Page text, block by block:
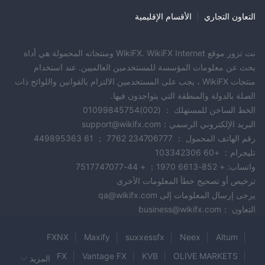
على الارتباط التشعبي لصفحة تسجيل الحساب المسماة "تسجيل".
نسخة من الصفحة الأولى من كتاب حساب مصرفي
المستندات المطلوبة لفتح الحساب (الرابط موجود في الصفحة)
بعد ذلك ، يحتاج المستخدم إلى التقديم إما في موقع فعلي أو عبر البريد.
بعد التقديم ، يجب تحويل القسط الأول (الحد الأدنى للإيداع) حتى تكتمل
عملية إنشاء الحساب.
الحد الأدنى للإيداع
HUA SENG HENGتنفذ حدًا أدنى مميزًا لأسعار الودائع لأنواع حساباتها.
يفرض الحساب القياسي حدًا أدنى للإيداع يبلغ 10000 بات تايلاندي ، بينما
هذا النهج المتدرج المتداولين ذوي القدرات الاستثمارية المتنوعة ، ويقدم
خيارات مناسبة لكل من المستويات المعتدلة والعالية من الالتزام
الرأسمالي.
تَأثِير
التعاون التجاري الأقسام الإقليمية
نت تزور موقع WikiFX. WikiFX Internet ومنتجاته المحمولة هي أداة
بحث عن معلومات المؤسسة للمستخدمين العالميين. عند استخدام
منتجات WikiFX ، يجب على المستخدمين الالتزام بالقوانين واللوائح ذات
الصلة بالدولة والمنطقة التي يتواجدون فيها.
الخط الساخن للمستهلك ： (002)01099845754
البريد الإلكتروني الرسمي：support@wikifx.com
رقم الهاتف المحمول ： 234706777 7762 ； 61 449895363
تليجرام： +60 103342306
واتساب: + 852-6613 1970； + 44-7517747077
ترخيص أو تصحيح خطأ المعلومات الأخرى
يرجى إرسال المعلومات إلى qa@wikifx.com
التعاون ：business@wikifx.com
Altum
Neex
suxxessfx
Maxify
FXNX
OLIVE MARKETS
KVB
Vantage FX
GOFXالمزيد